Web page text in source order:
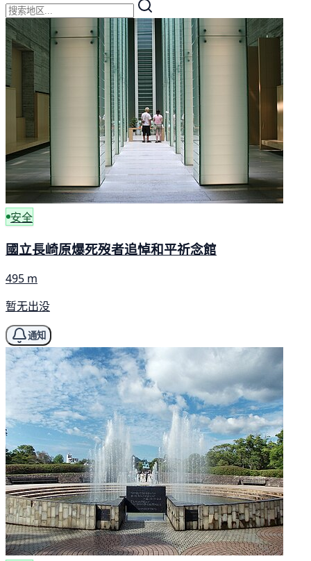
安全
國立長崎原爆死歿者追悼和平祈念館
495 m
暂无出没
通知